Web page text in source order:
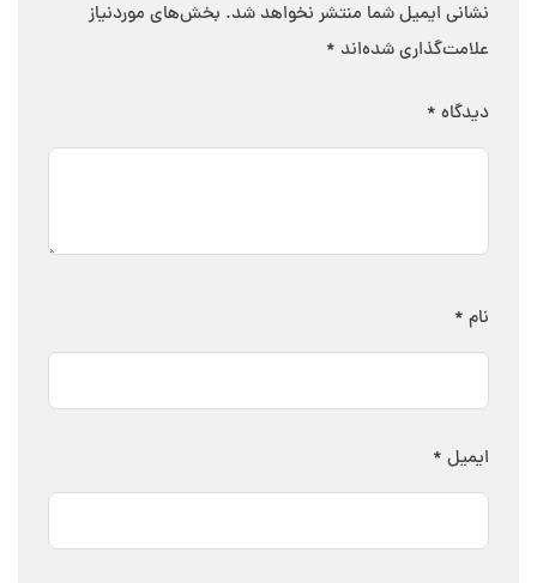
نشانی ایمیل شما منتشر نخواهد شد. بخش‌های موردنیاز
علامت‌گذاری شده‌اند *
دیدگاه *
نام *
ایمیل *